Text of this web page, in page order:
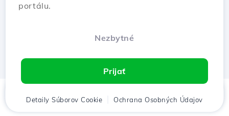
portálu.
Nezbytné
Prijať
Detaily Súborov Cookie Ochrana Osobných Údajov
Domov Klient Košík Chat Menu